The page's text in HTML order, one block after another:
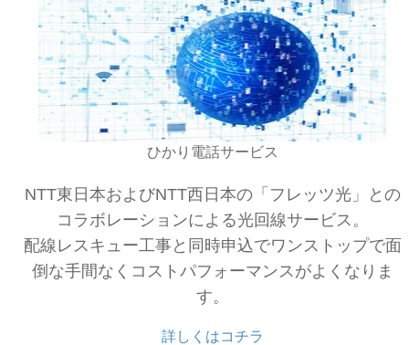
ひかり電話サービス
NTT東日本およびNTT西日本の「フレッツ光」との
コラボレーションによる光回線サービス。
配線レスキュー工事と同時申込でワンストップで面
倒な手間なくコストパフォーマンスがよくなりま
す。
詳しくはコチラ